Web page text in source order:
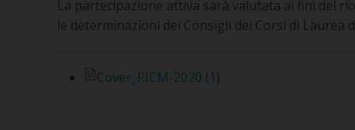
La partecipazione attiva sarà valutata ai fini del
le determinazioni dei Consigli dei Corsi di Laurea
Cover_RICM-2020 (1)